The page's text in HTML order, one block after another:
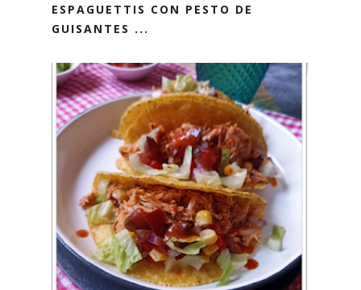
ESPAGUETTIS CON PESTO DE
GUISANTES ...